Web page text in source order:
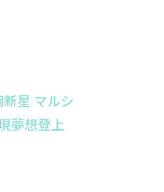
新星 マルシ
夢想登上